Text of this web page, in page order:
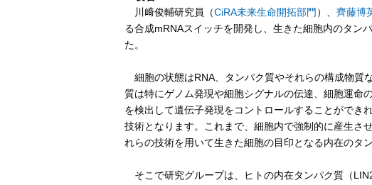
川﨑俊輔研究員（CiRA未来生命開拓部門 ）、 齊藤博
る合成mRNAスイッチを開発し、生きた細胞内のタン
た。
細胞の状態はRNA、タンパク質やそれらの構成物質
質は特にゲノム発現や細胞シグナルの伝達、細胞運命
を検出して遺伝子発現をコントロールすることができ
技術となります。これまで、細胞内で強制的に産生さ
れらの技術を用いて生きた細胞の目印となる内在のタ
そこで研究グループは、ヒトの内在タンパク質（